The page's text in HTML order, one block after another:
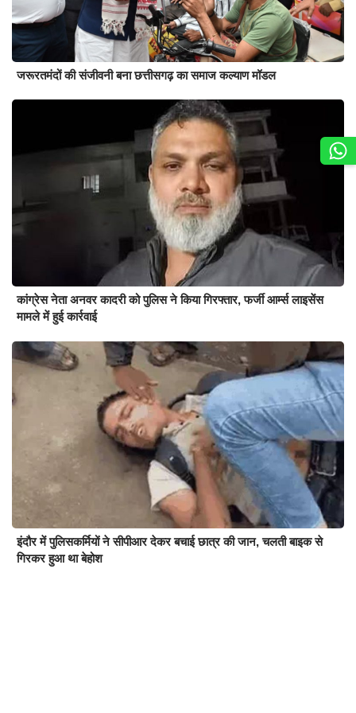
जरूरतमंदों की संजीवनी बना छत्तीसगढ़ का समाज कल्याण मॉडल
कांग्रेस नेता अनवर कादरी को पुलिस ने किया गिरफ्तार, फर्जी आर्म्स लाइसेंस
मामले में हुई कार्रवाई
इंदौर में पुलिसकर्मियों ने सीपीआर देकर बचाई छात्र की जान, चलती बाइक से
गिरकर हुआ था बेहोश